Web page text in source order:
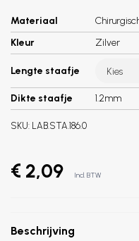
Materiaal
Kleur
Zilver
Lengte staafje Kies
Dikte staafje 1.2mm
SKU: LAB.STA.186.0
€ 2,09 Incl. BTW
Beschrijving